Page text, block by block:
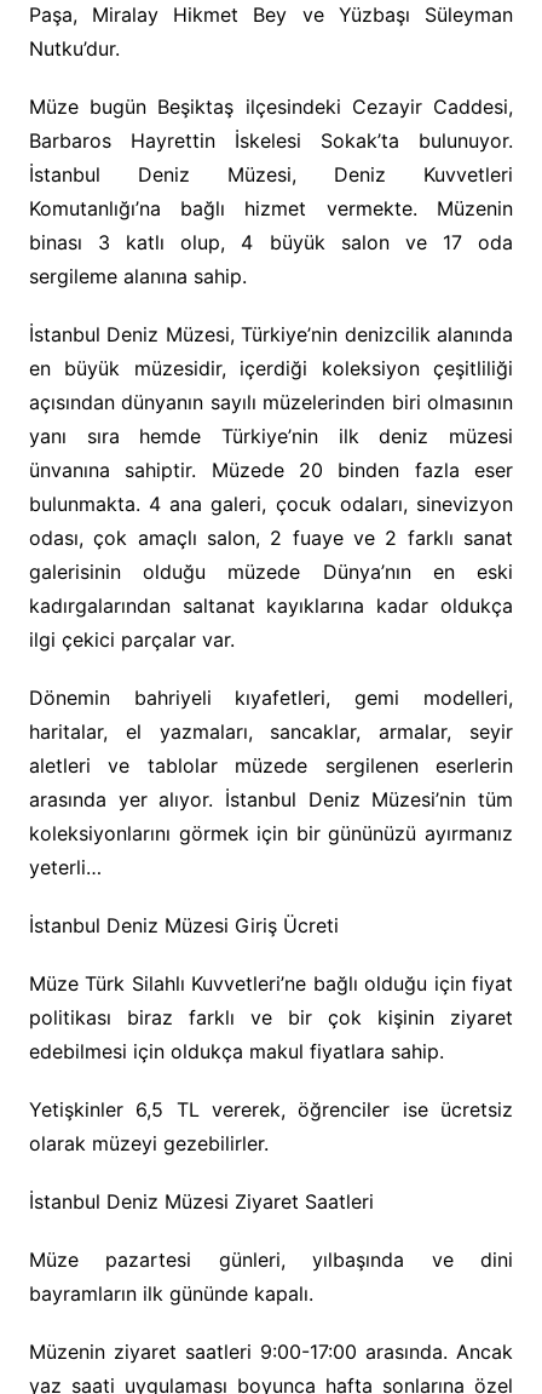
Paşa, Miralay Hikmet Bey ve Yüzbaşı Süleyman
Nutku’dur.
Müze bugün Beşiktaş ilçesindeki Cezayir Caddesi,
Barbaros Hayrettin İskelesi Sokak’ta bulunuyor.
İstanbul Deniz Müzesi, Deniz Kuvvetleri
Komutanlığı’na bağlı hizmet vermekte. Müzenin
binası 3 katlı olup, 4 büyük salon ve 17 oda
sergileme alanına sahip.
İstanbul Deniz Müzesi, Türkiye’nin denizcilik alanında
en büyük müzesidir, içerdiği koleksiyon çeşitliliği
açısından dünyanın sayılı müzelerinden biri olmasının
yanı sıra hemde Türkiye’nin ilk deniz müzesi
ünvanına sahiptir. Müzede 20 binden fazla eser
bulunmakta. 4 ana galeri, çocuk odaları, sinevizyon
odası, çok amaçlı salon, 2 fuaye ve 2 farklı sanat
galerisinin olduğu müzede Dünya’nın en eski
kadırgalarından saltanat kayıklarına kadar oldukça
ilgi çekici parçalar var.
Dönemin bahriyeli kıyafetleri, gemi modelleri,
haritalar, el yazmaları, sancaklar, armalar, seyir
aletleri ve tablolar müzede sergilenen eserlerin
arasında yer alıyor. İstanbul Deniz Müzesi’nin tüm
koleksiyonlarını görmek için bir gününüzü ayırmanız
yeterli…
İstanbul Deniz Müzesi Giriş Ücreti
Müze Türk Silahlı Kuvvetleri’ne bağlı olduğu için fiyat
politikası biraz farklı ve bir çok kişinin ziyaret
edebilmesi için oldukça makul fiyatlara sahip.
Yetişkinler 6,5 TL vererek, öğrenciler ise ücretsiz
olarak müzeyi gezebilirler.
İstanbul Deniz Müzesi Ziyaret Saatleri
Müze pazartesi günleri, yılbaşında ve dini
bayramların ilk gününde kapalı.
Müzenin ziyaret saatleri 9:00-17:00 arasında. Ancak
yaz saati uygulaması boyunca hafta sonlarına özel